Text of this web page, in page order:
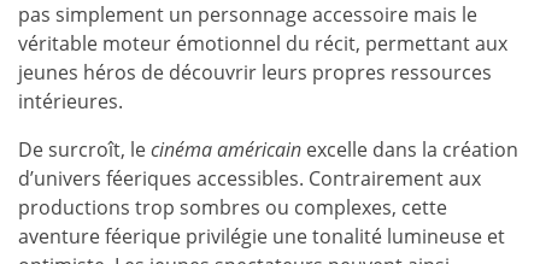
pas simplement un personnage accessoire mais le
véritable moteur émotionnel du récit, permettant aux
jeunes héros de découvrir leurs propres ressources
intérieures.
De surcroît, lecinéma américain excelle dans la création
d’univers féeriques accessibles. Contrairement aux
productions trop sombres ou complexes, cette
aventure féerique privilégie une tonalité lumineuse et